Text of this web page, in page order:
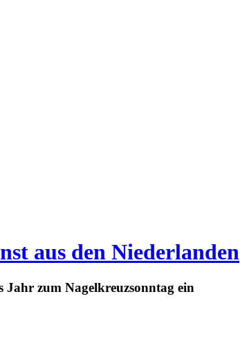
aus den Niederlanden
Jahr zum Nagelkreuzsonntag ein